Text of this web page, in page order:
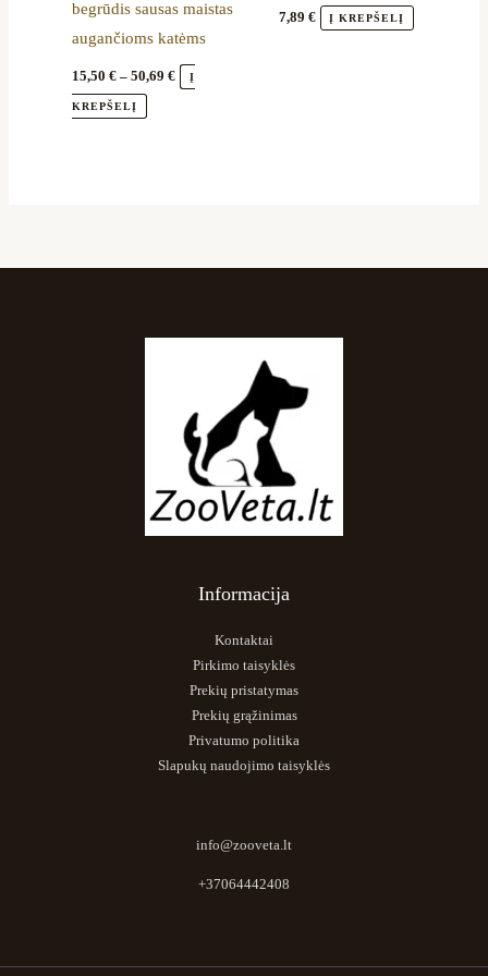
begrūdis sausas maistas
augančioms katėms
15,50€ – 50,69€ Į
KREPŠELĮ
on
the
product
7,89 € Į KREPŠELĮ
Informacija
Kontaktai
Pirkimo taisyklės
Prekių pristatymas
Prekių grąžinimas
Privatumo politika
Slapukų naudojimo taisyklės
info@zooveta.lt
+37064442408